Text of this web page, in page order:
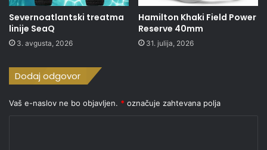
Severnoatlantski treatma
linije SeaQ
3. avgusta, 2026
Hamilton Khaki Field Power
Reserve 40mm
31. julija, 2026
Dodaj odgovor
Vaš e-naslov ne bo objavljen. * označuje zahtevana polja